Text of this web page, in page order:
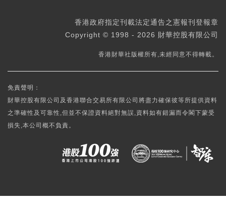
香港政府指定刊載法定通告之憲報刊登報章
Copyright © 1998 - 2026 財華控股有限公司
香港財華社版權所有,未經同意不得轉載。
免責聲明：
財華控股有限公司及香港聯合交易所有限公司將盡力確保彼等所提供資料
之準確性及可靠性,但並不保證資料絕對無誤,資料如有錯漏而令閣下蒙受
損失,本公司概不負責。